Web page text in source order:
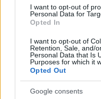
I want to opt-out of
Personal Data for
Opted In
I want to opt-out of
Retention, Sale, and/
Personal Data that Is
Purposes for which it
Opted Out
Google consents
alza la
Ostia,
volto del